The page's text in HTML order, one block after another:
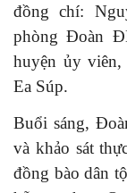
đồng chí:
phòng Đoàn
huyện ủy
Ea Súp.
Buổi sáng,
và khảo sát
đồng bào dân